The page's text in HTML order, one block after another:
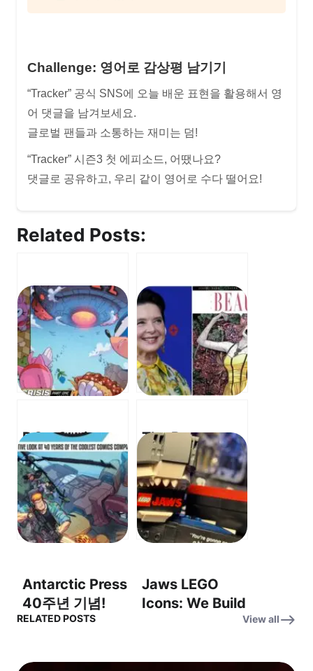
Challenge: 영어로 감상평 남기기
“Tracker” 공식 SNS에 오늘 배운 표현을 활용해서 영
어 댓글을 남겨보세요.
글로벌 팬들과 소통하는 재미는 덤!
“Tracker” 시즌3 첫 에피소드, 어땠나요?
댓글로 공유하고, 우리 같이 영어로 수다 떨어요!
Related Posts:
DC x Sonic –
Fast Friends
Fight Darkseid!
– 초고속 친구들
이 다크사이드를
물리친다!
The Beauty –
Isabella
Rossellini
Checks In
From The
Mediterranean
에서 아름다움을
이야기하다
Antarctic Press
40주년 기념!
Thrilled to
years! (40년 역
Jaws LEGO
Icons: We Build
50th
RELATED POSTS View all